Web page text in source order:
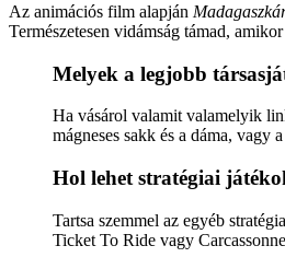
Az animációs film alapján
Természetesen vidámság támad,
Melyek a legjobb
Ha vásárol valamit valamelyik
mágneses sakk és a dáma,
Hol lehet stratégiai
Tartsa szemmel az egyéb
Ticket To Ride vagy